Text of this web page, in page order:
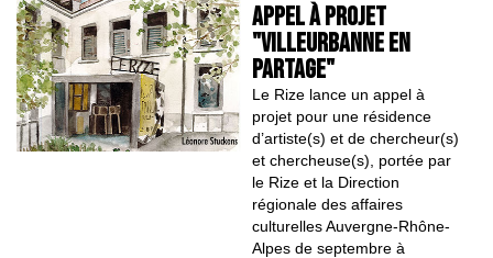
APPEL À PROJET
"Villeurbanne en
partage"
Le Rize lance un appel à
projet pour une résidence
d’artiste(s) et de chercheur(s)
et chercheuse(s), portée par
le Rize et la Direction
régionale des affaires
culturelles Auvergne-Rhône-
Alpes de septembre à